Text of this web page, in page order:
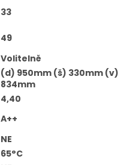
33
49
Volitelně
(d) 950mm (š) 330mm (v)
834mm
4,40
A++
NE
65°C